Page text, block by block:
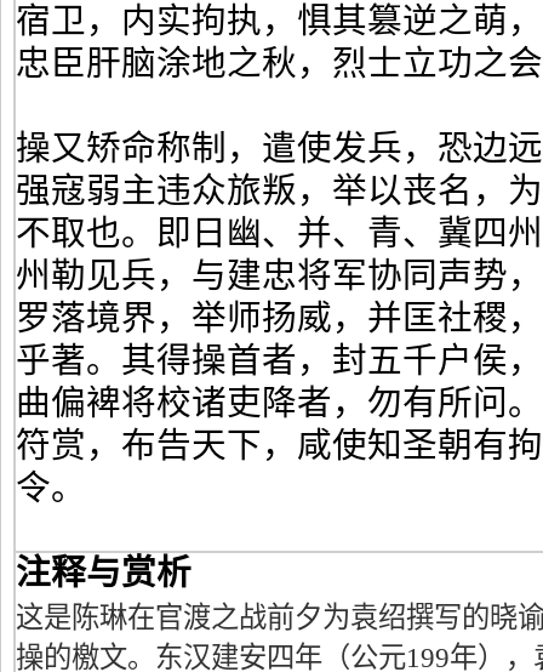
宿卫，内实拘执，惧其篡逆之萌
忠臣肝脑涂地之秋，烈士立功之
操又矫命称制，遣使发兵，恐边
强寇弱主违众旅叛，举以丧名，
不取也。即日幽、并、青、冀四
州勒见兵，与建忠将军协同声势
罗落境界，举师扬威，并匡社稷
乎著。其得操首者，封五千户侯
曲偏裨将校诸吏降者，勿有所问
符赏，布告天下，咸使知圣朝有
令。
注释与赏析
这是陈琳在官渡之战前夕为袁绍撰写的晓
操的檄文。东汉建安四年（公元199年）